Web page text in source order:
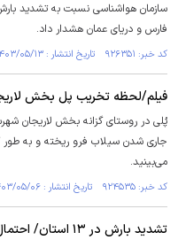
سازمان هواشناسی نسبت به تشدید
فارس و دریای عمان هشدار داد.
کد خبر: ۹۲۶۳۵۱ تاریخ انتشار : ۱۴۰۳/۰۵/۱۳
فیلم/لحظه تخریب پل بخش
پُلی در روستای گزانه بخش لاریجان
جاری شدن سیلاب فرو ریخته و به
می‌بینید.
کد خبر: ۹۲۴۵۳۵ تاریخ انتشار : ۱۴۰۳/۰۵/۰۶
تشدید بارش در ۱۳ استان/ احتمال وقوع سیلاب